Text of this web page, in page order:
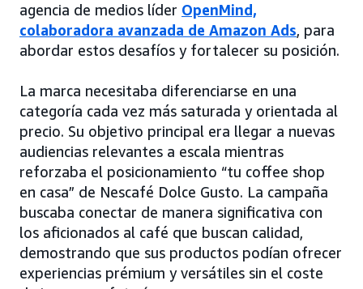
agencia de medios líder OpenMind,
colaboradora avanzada de Amazon Ads, para
abordar estos desafíos y fortalecer su posición.
La marca necesitaba diferenciarse en una
categoría cada vez más saturada y orientada al
precio. Su objetivo principal era llegar a nuevas
audiencias relevantes a escala mientras
reforzaba el posicionamiento “tu coffee shop
en casa” de Nescafé Dolce Gusto. La campaña
buscaba conectar de manera significativa con
los aficionados al café que buscan calidad,
demostrando que sus productos podían ofrecer
experiencias prémium y versátiles sin el coste